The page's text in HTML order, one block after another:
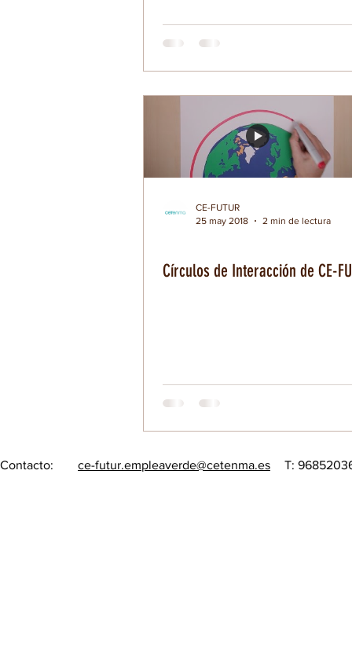
CE-FUTUR
25 may 2018
2 min de lectura
Círculos de Interacción de CE-
Contacto: ce-futur.empleaverde@cetenma.es T: